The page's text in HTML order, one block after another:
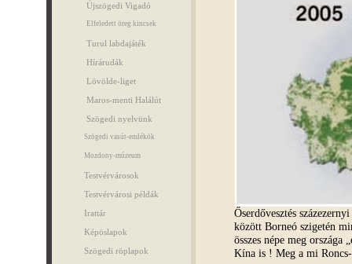
Újszögedi Vigadó
Elfeledett öreg kincsek
Turul labdajáték
Hírárudák
Lövölde-liget
Maros-menti Halálút
Szögedi nyelvünk
Szögedi vasút-emlékök
Mozdony-múzeum
Testvérvárosok
Testvérvárosi példák
Irattár
Képöslapok
Szögedi röplapok
Őserdővesztés
között Borneó szigetén
összes népe meg
Kína is ! Meg a mi